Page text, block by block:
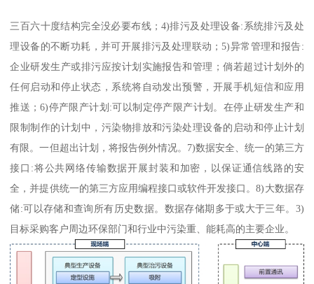
三百六十度结构完全没必要布线；4)排污及处理设备:系统排污及处
理设备的不断功耗，并可开展排污及处理联动；5)异常管理和报告:
企业研发生产或排污应按计划实施报告和管理；倘若超过计划外的
任何启动和停止状态，系统将自动发出预警，开展手机短信和应用
推送；6)停产限产计划:可以制定停产限产计划。在停止研发生产和
限制制作的计划中，污染物排放和污染处理设备的启动和停止计划
有限。一但超出计划，将报告例外情况。7)数据安全、统一的第三方
接口:将公共网络传输数据开展封装和加密，以保证通信线路的安
全，并提供统一的第三方应用编程接口或软件开发接口。8)大数据存
储:可以存储和查询所有历史数据。数据存储期多于或大于三年。3)
目标采购客户周边环保部门和行业中污染重、能耗高的主要企业。